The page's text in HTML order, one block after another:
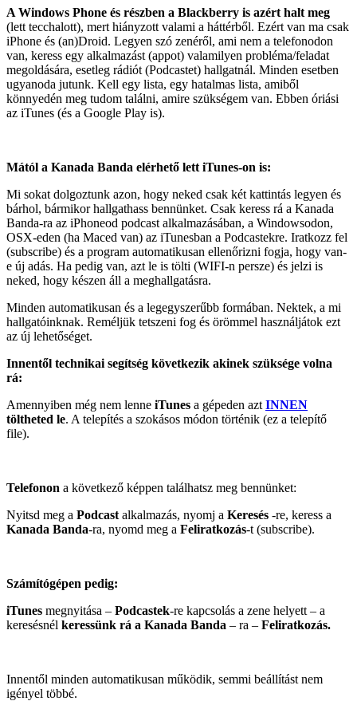
A Windows Phone és részben a Blackberry is azért halt meg
(lett tecchalott), mert hiányzott valami a háttérből. Ezért van ma csak
iPhone és (an)Droid. Legyen szó zenéről, ami nem a telefonodon
van, keress egy alkalmazást (appot) valamilyen probléma/feladat
megoldására, esetleg rádiót (Podcastet) hallgatnál. Minden esetben
ugyanoda jutunk. Kell egy lista, egy hatalmas lista, amiből
könnyedén meg tudom találni, amire szükségem van. Ebben óriási
az iTunes (és a Google Play is).
Mától a Kanada Banda elérhető lett iTunes-on is:
Mi sokat dolgoztunk azon, hogy neked csak két kattintás legyen és
bárhol, bármikor hallgathass bennünket. Csak keress rá a Kanada
Banda-ra az iPhoneod podcast alkalmazásában, a Windowsodon,
OSX-eden (ha Maced van) az iTunesban a Podcastekre. Iratkozz fel
(subscribe) és a program automatikusan ellenőrizni fogja, hogy van-
e új adás. Ha pedig van, azt le is tölti (WIFI-n persze) és jelzi is
neked, hogy készen áll a meghallgatásra.
Minden automatikusan és a legegyszerűbb formában. Nektek, a mi
hallgatóinknak. Reméljük tetszeni fog és örömmel használjátok ezt
az új lehetőséget.
Innentől technikai segítség következik akinek szüksége volna
rá:
Amennyiben még nem lenne iTunes a gépeden azt INNEN
töltheted le. A telepítés a szokásos módon történik (ez a telepítő
file).
Telefonon a következő képpen találhatsz meg bennünket:
Nyitsd meg a Podcast alkalmazás, nyomj a Keresés -re, keress a
Kanada Banda-ra, nyomd meg a Feliratkozás-t (subscribe).
Számítógépen pedig:
iTunes megnyitása – Podcastek-re kapcsolás a zene helyett – a
keresésnél keressünk rá a Kanada Banda – ra – Feliratkozás.
Innentől minden automatikusan működik, semmi beállítást nem
igényel többé.